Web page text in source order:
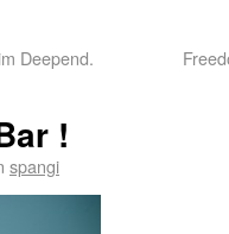
Deepend.
!
spangi